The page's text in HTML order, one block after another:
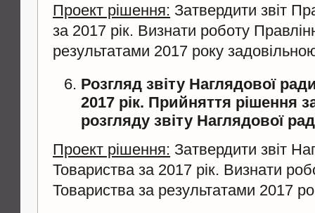
Проект рішення: Затвердити звіт
за 2017 рік. Визнати роботу
результатами 2017 року
Розгляд звіту Наглядової
2017 рік. Прийняття рішення
розгляду звіту Наглядової
Проект рішення: Затвердити звіт
Товариства за 2017 рік. Визнати
Товариства за результатами 2017